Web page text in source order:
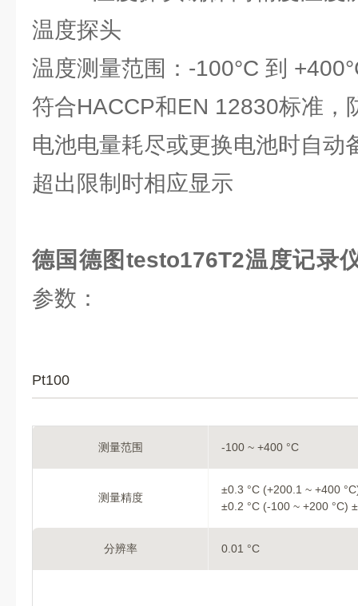
温度探头
温度测量范围：-100°C 到
符合HACCP和EN 12830标准，
电池电量耗尽或更换电池时自动
超出限制时相应显示
德国德图testo176T2温度记录
参数：
Pt100
测量范围 -100 ~ +400 °C
测量精度
±0.3 °C (+200.1 ~ +400
±0.2 °C (-100 ~ +200 °C)
分辨率 0.01 °C